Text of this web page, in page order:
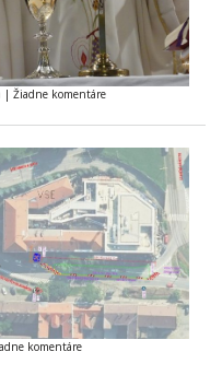
| Žiadne komentáre
komentáre